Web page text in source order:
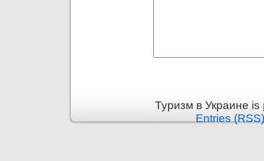
Туризм в Украине
Entries (RSS)